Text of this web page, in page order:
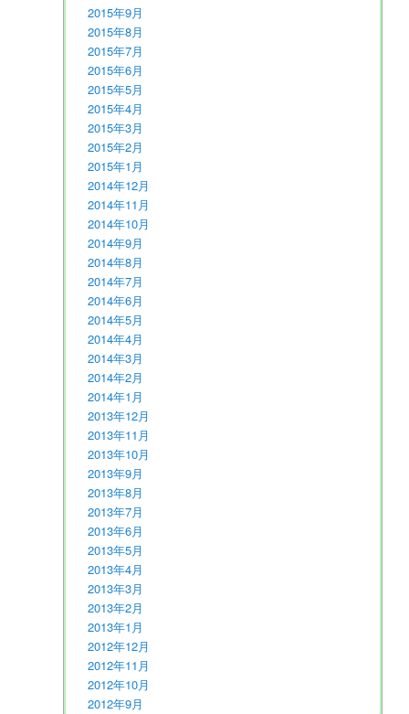
2015年9月
2015年8月
2015年7月
2015年6月
2015年5月
2015年4月
2015年3月
2015年2月
2015年1月
2014年12月
2014年11月
2014年10月
2014年9月
2014年8月
2014年7月
2014年6月
2014年5月
2014年4月
2014年3月
2014年2月
2014年1月
2013年12月
2013年11月
2013年10月
2013年9月
2013年8月
2013年7月
2013年6月
2013年5月
2013年4月
2013年3月
2013年2月
2013年1月
2012年12月
2012年11月
2012年10月
2012年9月